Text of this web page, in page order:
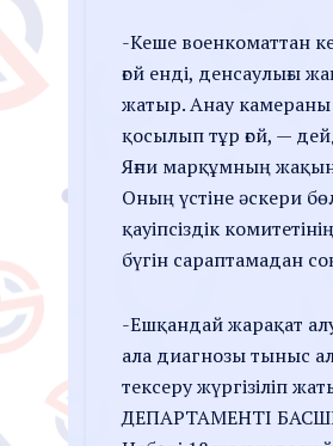
-Кеше военкоматтан
ғой енді, денсаулығы
жатыр. Анау камераны
қосылып тұр ғой, —
Яғни марқұмның
Оның үстіне әскери
қауіпсіздік
бүгін сараптамадан
-Ешқандай жарақат
ала диагнозы тыныс
тексеру
ДЕПАРТАМЕНТІ